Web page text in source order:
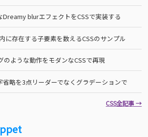
blurエフェクトをCSSで実装する
に存在する子要素を数えるCSSのサンプル
ような動作をモダンなCSSで再現
略を3点リーダーでなくグラデーションで
CSS全記事 →